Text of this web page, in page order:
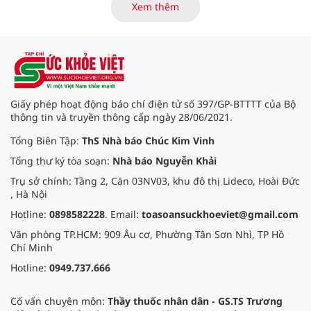
báo cáo tại Hội thảo khoa học cập
Xem thêm
Giấy phép hoạt động báo chí điện tử số 397/GP-BTTTT của Bộ
thông tin và truyền thông cấp ngày 28/06/2021.
Tổng Biên Tập: ThS Nhà báo Chúc Kim Vinh
Tổng thư ký tòa soạn: Nhà báo Nguyễn Khải
Trụ sở chính: Tầng 2, Căn 03NV03, khu đô thị Lideco, Hoài Đức
, Hà Nội
Hotline: 0898582228. Email: toasoansuckhoeviet@gmail.com
Văn phòng TP.HCM: 909 Âu cơ, Phường Tân Sơn Nhì, TP Hồ
Chí Minh
Hotline: 0949.737.666
Cố vấn chuyên môn: Thầy thuốc nhân dân - GS.TS Trương